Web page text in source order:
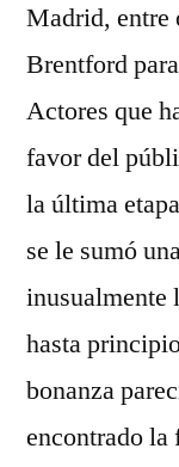
Madrid, entre
Brentford
Actores que
favor del
la última
se le sumó
inusualmente
hasta
bonanza
encontrado